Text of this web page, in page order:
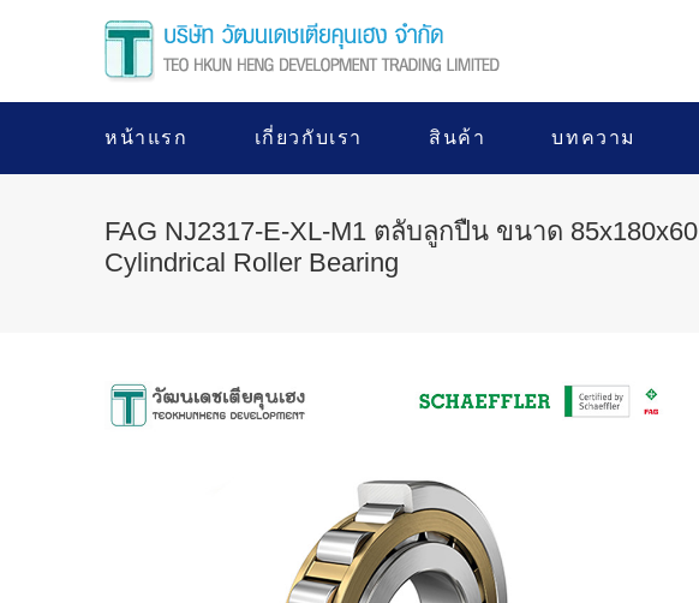
หน้าแรก เกี่ยวกับเรา สินค้า บทความ
FAG NJ2317-E-XL-M1 ตลับลูกปืน ขนาด 85x180x60
Cylindrical Roller Bearing